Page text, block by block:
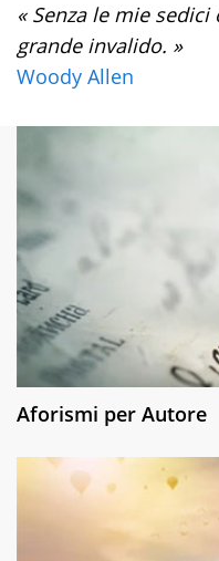
« Senza le mie
grande invalido. »
Woody Allen
Aforismi per Autore